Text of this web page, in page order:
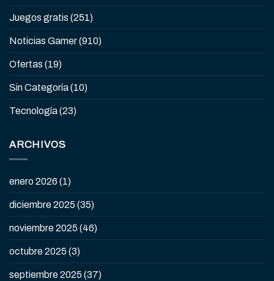
Juegos gratis (251)
Noticias Gamer(910)
Ofertas (19)
Sin Categoría(10)
Tecnología(23)
ARCHIVOS
enero 2026 (1)
diciembre 2025 (35)
noviembre 2025 (46)
octubre 2025 (3)
septiembre 2025 (37)